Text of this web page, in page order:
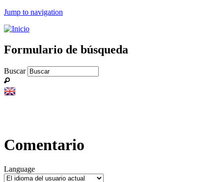
Jump to navigation
Formulario de búsqueda
Buscar
Comentario
Language